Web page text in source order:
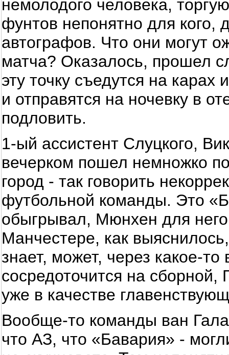
немолодого человека,
фунтов непонятно для кого,
автографов. Что они могут
матча? Оказалось, прошел
эту точку съедутся на
и отправятся на ночевку в
подловить.
1-ый ассистент Слуцкого,
вечерком пошел немножко
город - так говорить
футбольной команды. Это
обыгрывал, Мюнхен для него
Манчестере, как
знает, может, через какое-
сосредоточится на
уже в качестве
Вообще-то команды ван
что АЗ, что «Бавария» -